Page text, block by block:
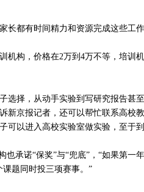
都有时间精力和资源完成这些工作
构，价格在2万到4万不等，培训
择，从动手实验到写研究报告甚
新京报记者，还可以帮忙联系高校
可以进入高校实验室做实验，至于
承诺“保奖”与“兜底”，“如果第一
题同时投三项赛事。”